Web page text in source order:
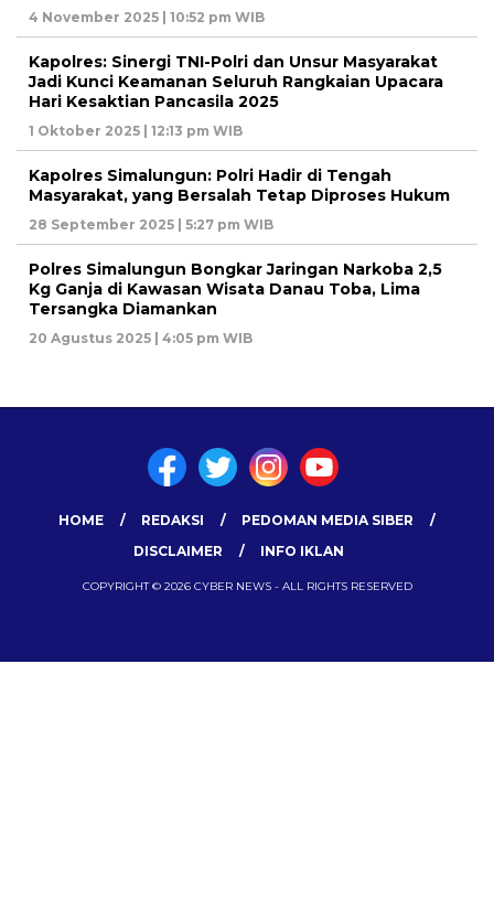
4 November 2025 | 10:52 pm WIB
Kapolres: Sinergi TNI-Polri dan Unsur Masyarakat
Jadi Kunci Keamanan Seluruh Rangkaian Upacara
Hari Kesaktian Pancasila 2025
1 Oktober 2025 | 12:13 pm WIB
Kapolres Simalungun: Polri Hadir di Tengah
Masyarakat, yang Bersalah Tetap Diproses Hukum
28 September 2025 | 5:27 pm WIB
Polres Simalungun Bongkar Jaringan Narkoba 2,5
Kg Ganja di Kawasan Wisata Danau Toba, Lima
Tersangka Diamankan
20 Agustus 2025 | 4:05 pm WIB
HOME REDAKSI
PEDOMAN MEDIA SIBER
DISCLAIMER
INFO IKLAN
COPYRIGHT © 2026 CYBER NEWS - ALL RIGHTS RESERVED